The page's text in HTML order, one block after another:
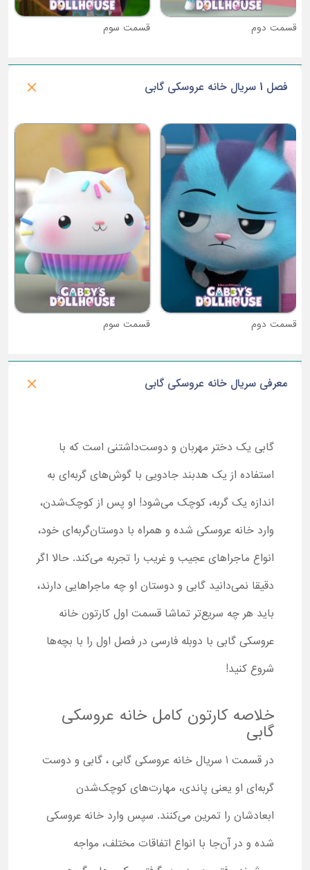
قسمت دوم قسمت سوم
فصل 1 سریال خانه عروسکی گابی
قسمت دوم قسمت سوم
معرفی سریال خانه عروسکی گابی
گابی یک دختر مهربان و دوست‌داشتنی است که با
استفاده از یک هدبند جادویی با گوش‌های گربه‌ای به
اندازه یک گربه، کوچک می‌شود! او پس از کوچک‌شدن،
وارد خانه عروسکی شده و همراه با دوستان‌گربه‌ای خود،
انواع ماجراهای عجیب و غریب را تجربه می‌کند. حالا اگر
دقیقا نمی‌دانید گابی و دوستان او چه ماجراهایی دارند،
باید هر چه سریع‌تر تماشا قسمت اول کارتون خانه
عروسکی گابی با دوبله فارسی در فصل اول را با بچه‌ها
شروع کنید!
خلاصه کارتون کامل خانه عروسکی
گابی
در قسمت 1 سریال خانه عروسکی گابی ، گابی و دوست
گربه‌ای او یعنی پاندی، مهارت‌های کوچک‌شدن
ابعادشان را تمرین می‌کنند. سپس وارد خانه عروسکی
شده و در آن‌جا با انواع اتفاقات مختلف، مواجه